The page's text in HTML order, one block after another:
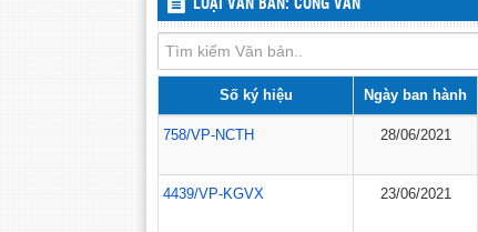
LOẠI VĂN BẢN: CÔNG VĂN
Số ký hiệu Ngày ban hành
758/VP-NCTH 28/06/2021
4439/VP-KGVX 23/06/2021